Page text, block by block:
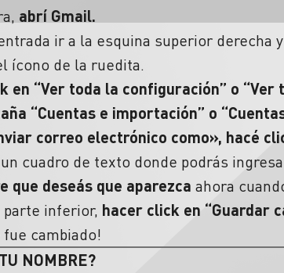
abrí Gmail.
ir a la esquina superior derecha y
ícono de la ruedita.
en “Ver toda la configuración” o “Ver
“Cuentas e importación” o
correo electrónico como», hacé
cuadro de texto donde podrás
que deseás que aparezca ahora
inferior, hacer click en “Guardar
fue cambiado!
NOMBRE?